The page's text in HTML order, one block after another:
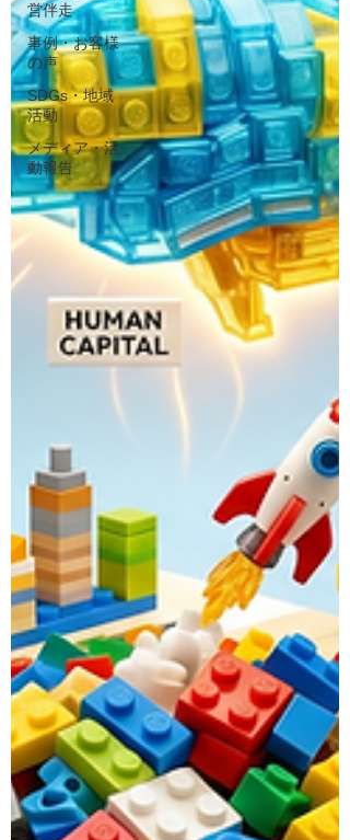
営伴走
事例・お客様
の声
SDGs・地域
活動
メディア・活
動報告